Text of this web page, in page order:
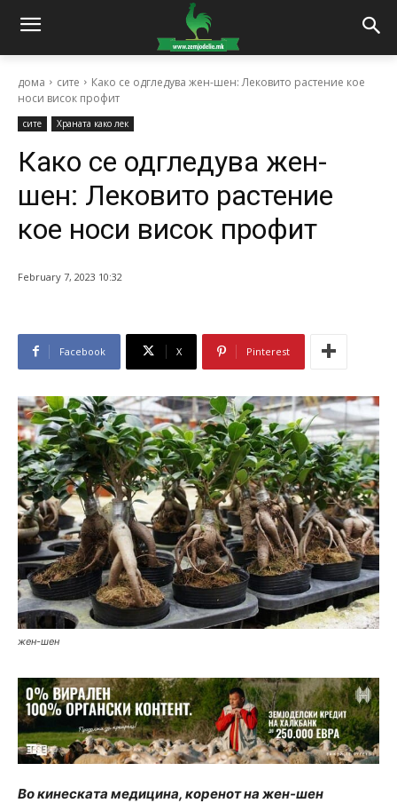
дома сите
Како се одгледува жен-шен: Лековито растение кое
носи висок профит
сите Храната како лек
Како се одгледува жен-
шен: Лековито растение
кое носи висок профит
February 7, 2023 10:32
Facebook X Pinterest
жен-шен
Во кинеската медицина, коренот на жен-шен